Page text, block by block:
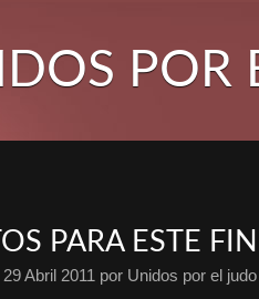
POR
PARA ESTE
29 Abril 2011 por Unidos por el judo